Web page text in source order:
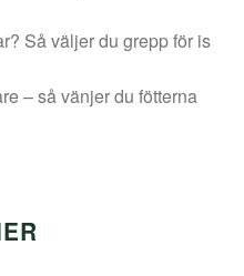
Så väljer du grepp för is
– så vänjer du fötterna